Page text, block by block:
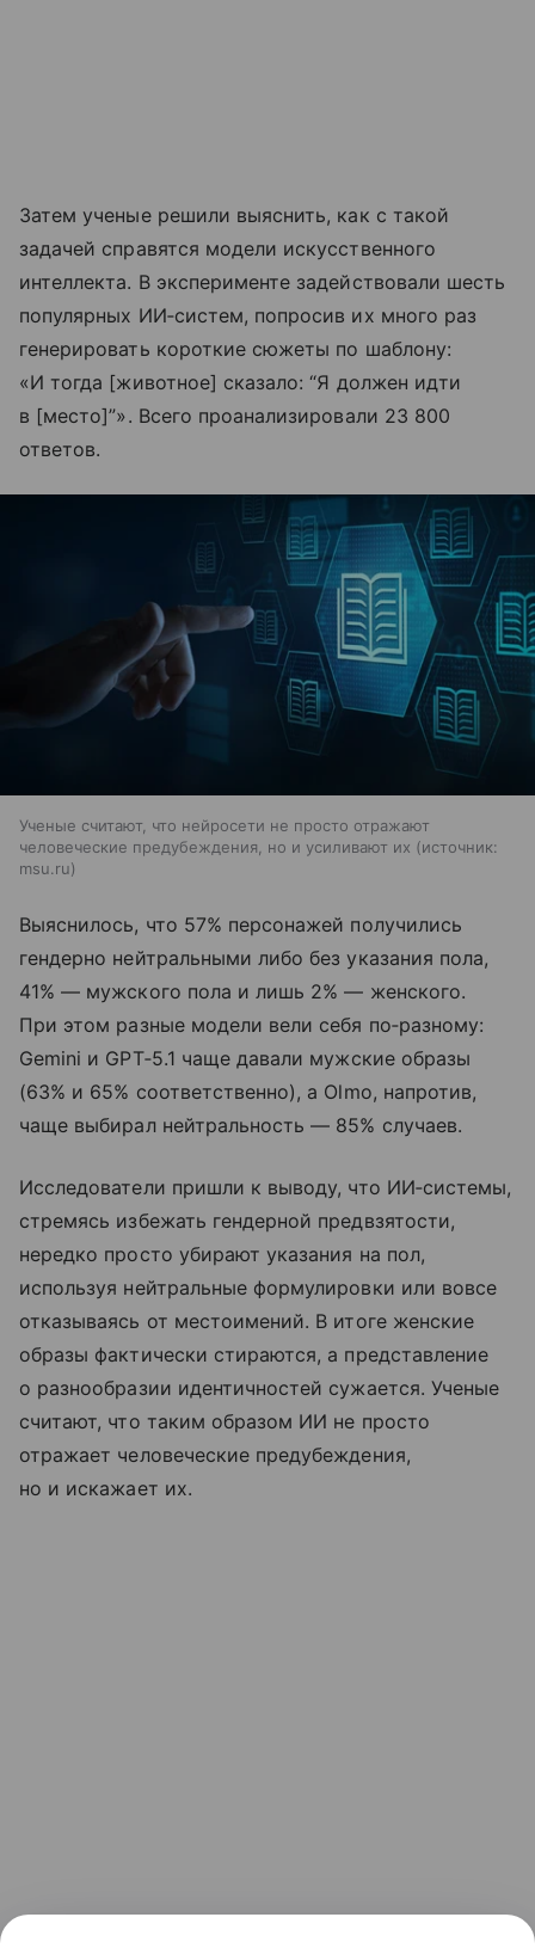
Затем ученые решили выяснить, как с такой
задачей справятся модели искусственного
интеллекта. В эксперименте задействовали шесть
популярных ИИ‑систем, попросив их много раз
генерировать короткие сюжеты по шаблону:
«И тогда [животное] сказало: “Я должен идти
в [место]”». Всего проанализировали 23 800
ответов.
Ученые считают, что нейросети не просто отражают
человеческие предубеждения, но и усиливают их
источник:
msu.ru
Выяснилось, что 57% персонажей получились
гендерно нейтральными либо без указания пола,
41% — мужского пола и лишь 2% — женского.
При этом разные модели вели себя по‑разному:
Gemini и GPT‑5.1 чаще давали мужские образы
(63% и 65% соответственно), а Olmo, напротив,
чаще выбирал нейтральность — 85% случаев.
Исследователи пришли к выводу, что ИИ‑системы,
стремясь избежать гендерной предвзятости,
нередко просто убирают указания на пол,
используя нейтральные формулировки или вовсе
отказываясь от местоимений. В итоге женские
образы фактически стираются, а представление
о разнообразии идентичностей сужается. Ученые
считают, что таким образом ИИ не просто
отражает человеческие предубеждения,
но и искажает их.